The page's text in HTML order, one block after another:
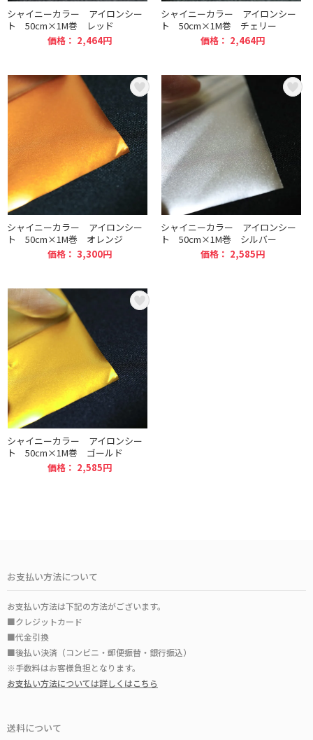
シャイニーカラー アイロンシー
ト 50cm×1M巻 レッド
価格： 2,464円
シャイニーカラー アイロンシー
ト 50cm×1M巻 チェリー
価格： 2,464円
シャイニーカラー アイロンシー
ト 50cm×1M巻 オレンジ
価格： 3,300円
シャイニーカラー アイロンシー
ト 50cm×1M巻 シルバー
価格： 2,585円
シャイニーカラー アイロンシー
ト 50cm×1M巻 ゴールド
価格： 2,585円
お支払い方法について
お支払い方法は下記の方法がございます。
■クレジットカード
■代金引換
■後払い決済（コンビニ・郵便振替・銀行振込）
※手数料はお客様負担となります。
お支払い方法については詳しくはこちら
送料について